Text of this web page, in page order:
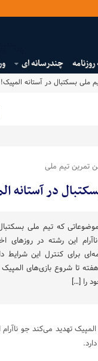
چندرسانه ای
ملی بسکتبال در آستانه المپیک!
تمرین تیم ملی
در آستانه
که تیم ملی
این رشته در روزهای
برای کنترل این شرایط
تا شروع بازی‌های
را […]
تهدید می‌کند جو